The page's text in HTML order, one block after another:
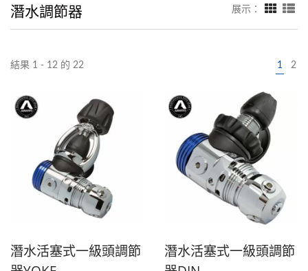
潛水調節器 展示：
結果 1 - 12 的 22 1 2
潛水活塞式一級頭調節
潛水活塞式一級頭調節